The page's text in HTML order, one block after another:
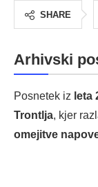
SHARE
Arhivski
Posnetek iz leta
Trontlja, kjer
omejitve